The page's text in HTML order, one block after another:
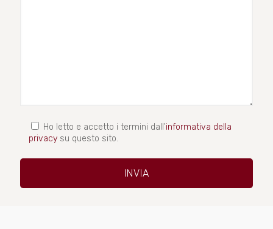
Ho letto e accetto i termini dall'informativa della
privacy su questo sito.